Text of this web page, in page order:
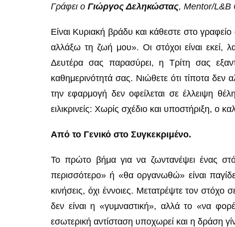
Γράφει ο Γιώργος Δεληκώστας, Mentor/L&B
Είναι Κυριακή βράδυ και κάθεστε στο
αλλάξω τη ζωή μου». Οι στόχοι είναι εκεί,
Δευτέρα σας παρασύρει, η Τρίτη σας
καθημερινότητά σας. Νιώθετε ότι τίποτα
την εφαρμογή δεν οφείλεται σε έλλειψη
ειλικρινείς: Χωρίς σχέδιο και υποστήριξη, ο
Από το Γενικό στο Συγκεκριμένο.
Το πρώτο βήμα για να ζωντανέψει ένας
περισσότερο» ή «θα οργανωθώ» είναι
κινήσεις, όχι έννοιες. Μετατρέψτε τον
δεν είναι η «γυμναστική», αλλά το «να
εσωτερική αντίσταση υποχωρεί και η δράση